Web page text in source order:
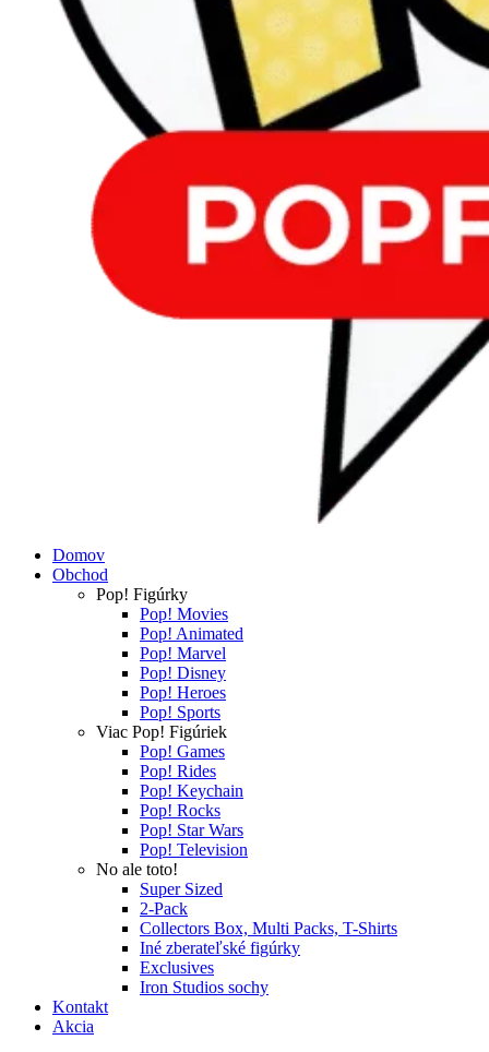
Domov
Obchod
Pop! Figúrky
Pop! Movies
Pop! Animated
Pop! Marvel
Pop! Disney
Pop! Heroes
Pop! Sports
Viac Pop! Figúriek
Pop! Games
Pop! Rides
Pop! Keychain
Pop! Rocks
Pop! Star Wars
Pop! Television
No ale toto!
Super Sized
2-Pack
Collectors Box, Multi Packs, T-Shirts
Iné zberateľské figúrky
Exclusives
Iron Studios sochy
Kontakt
Akcia